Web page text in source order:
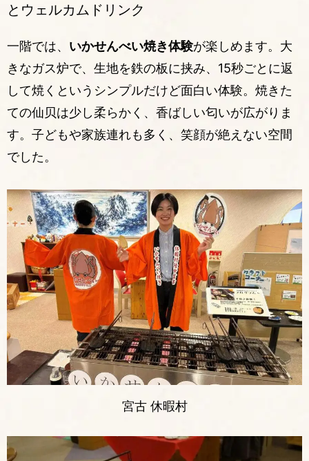
とウェルカムドリンク
一階では、 いかせんべい焼き体験が楽しめます。大
きなガス炉で、生地を鉄の板に挟み、15秒ごとに返
して焼くというシンプルだけど面白い体験。焼きた
ての仙贝は少し柔らかく、香ばしい匂いが広がりま
す。子どもや家族連れも多く、笑顔が絶えない空間
でした。
宮古 休暇村